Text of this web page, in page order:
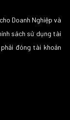
Doanh Nghiệp và
sách sử dụng tài
đóng tài khoản